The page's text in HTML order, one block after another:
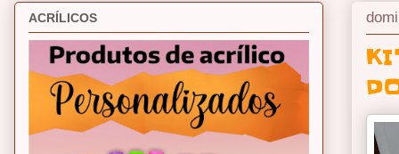
ACRÍLICOS